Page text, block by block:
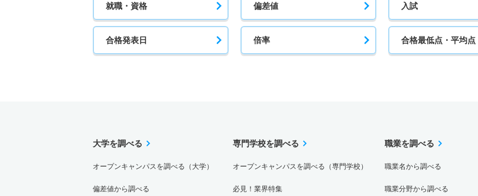
就職・資格 偏差値 入試
合格発表日 倍率 合格最低点・平均点
大学を調べる
オープンキャンパスを調べる（大学）
偏差値から調べる
専門学校を調べる
オープンキャンパスを調べる（専門学校）
必見！業界特集
職業を調べる
職業名から調べる
職業分野から調べる